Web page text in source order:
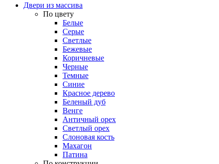
Двери из массива
По цвету
Белые
Серые
Светлые
Бежевые
Коричневые
Черные
Темные
Синие
Красное дерево
Беленый дуб
Венге
Античный орех
Светлый орех
Слоновая кость
Махагон
Патина